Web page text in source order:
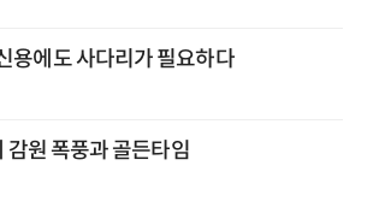
용에도 사다리가 필요하다
감원 폭풍과 골든타임